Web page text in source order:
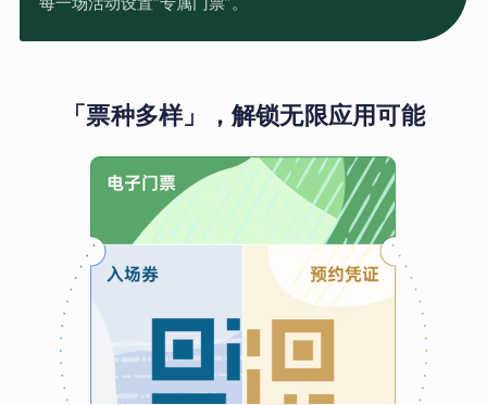
「票种多样」，解锁无限应用可能